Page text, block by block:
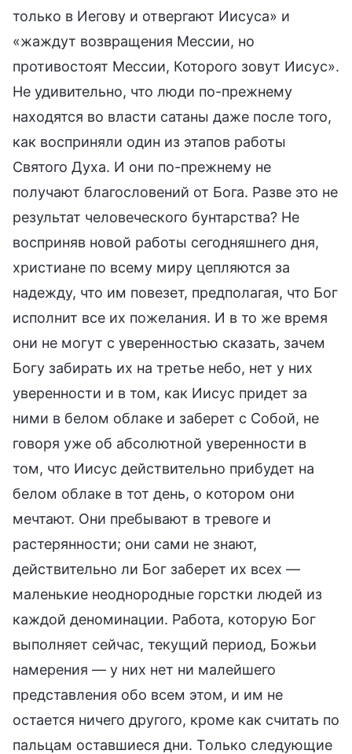
только в Иегову и отвергают Иисуса» и
«жаждут возвращения Мессии, но
противостоят Мессии, Которого зовут Иисус».
Не удивительно, что люди по-прежнему
находятся во власти сатаны даже после того,
как восприняли один из этапов работы
Святого Духа. И они по-прежнему не
получают благословений от Бога. Разве это не
результат человеческого бунтарства? Не
восприняв новой работы сегодняшнего дня,
христиане по всему миру цепляются за
надежду, что им повезет, предполагая, что Бог
исполнит все их пожелания. И в то же время
они не могут с уверенностью сказать, зачем
Богу забирать их на третье небо, нет у них
уверенности и в том, как Иисус придет за
ними в белом облаке и заберет с Собой, не
говоря уже об абсолютной уверенности в
том, что Иисус действительно прибудет на
белом облаке в тот день, о котором они
мечтают. Они пребывают в тревоге и
растерянности; они сами не знают,
действительно ли Бог заберет их всех —
маленькие неоднородные горстки людей из
каждой деноминации. Работа, которую Бог
выполняет сейчас, текущий период, Божьи
намерения — у них нет ни малейшего
представления обо всем этом, и им не
остается ничего другого, кроме как считать по
пальцам оставшиеся дни. Только следующие